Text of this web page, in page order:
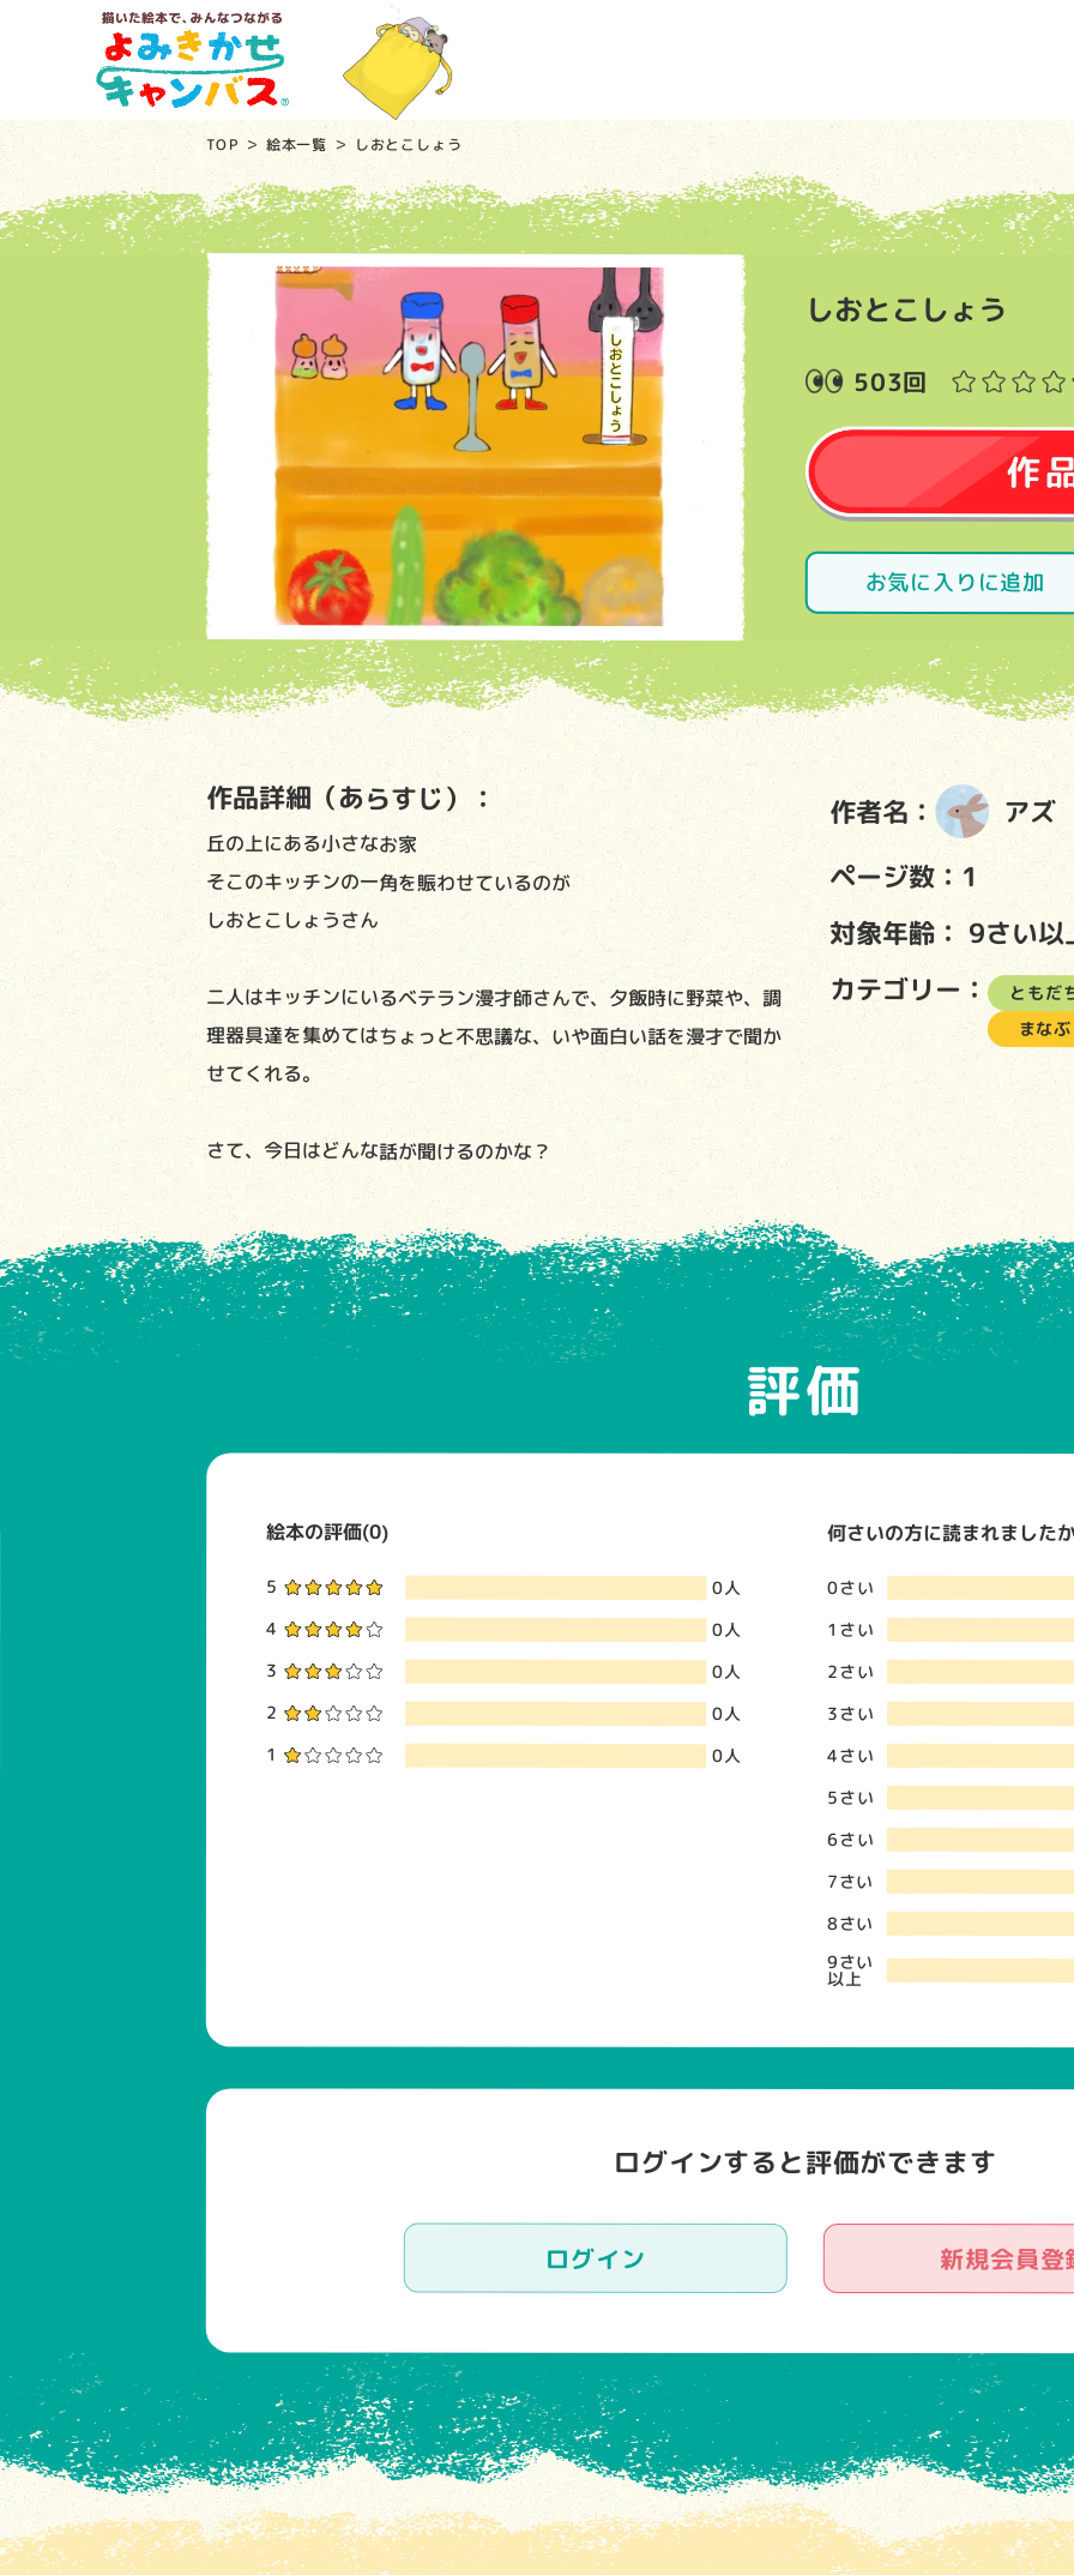
TOP 絵本一覧 しおとこしょう
しおとこしょう
503回
お気に入りに追加
作品詳細（あらすじ）：
丘の上にある小さなお家
そこのキッチンの一角を賑わせているのが
しおとこしょうさん
二人はキッチンにいるベテラン漫才師さんで、夕飯時に野菜や、調
理器具達を集めてはちょっと不思議な、いや面白い話を漫才で聞か
せてくれる。
さて、今日はどんな話が聞けるのかな？
作者名： アズ
ページ数：1
対象年齢： 9さい
カテゴリー： ともだ
まなぶ
評価
絵本の評価(0)
5 0人
4 0人
3 0人
2 0人
1 0人
何さいの方に読まれました
0さい
1さい
2さい
3さい
4さい
5さい
6さい
7さい
8さい
9さい
以上
ログインすると評価ができます
ログイン 新規会員登